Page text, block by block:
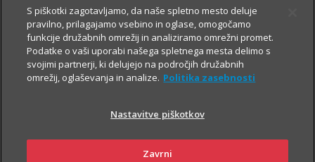
Kako si lahko prilagodim
življenjsko zavarovanje?
S piškotki zagotavljamo, da naše spletno mesto deluje
pravilno, prilagajamo vsebino in oglase, omogočamo
funkcije družabnih omrežij in analiziramo omrežni promet.
Podatke o vaši uporabi našega spletnega mesta delimo s
svojimi partnerji, ki delujejo na področjih družabnih
omrežij, oglaševanja in analize. Politika zasebnosti
Nastavitve piškotkov
Zavrni